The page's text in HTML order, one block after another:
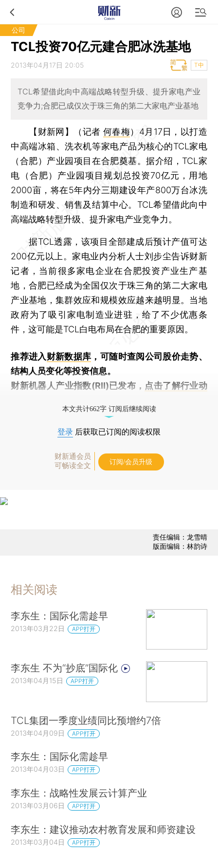
公司
TCL投资70亿元建合肥冰洗基地
2013年04月17日 20:05 T中
TCL希望借此向中高端战略转型升级、提升家电产业
竞争力;合肥已成仅次于珠三角的第二大家电产业基地
【财新网】（记者何春梅） 4月17日，以打造
中高端冰箱、洗衣机等家电产品为核心的TCL家电
（合肥）产业园项目在合肥奠基。据介绍，TCL家
电（合肥）产业园项目规划总投资70亿元，用地
2000亩，将在5年内分三期建设年产800万台冰洗
制造和研发、销售及结算中心。TCL希望借此向中
高端战略转型升级、提升家电产业竞争力。
据TCL透露，该项目全部建成后预计产值可达
200亿元以上。家电业内分析人士刘步尘告诉财新
记者，当前很多家电企业在合肥投资产业生产基
地，合肥已经成为全国仅次于珠三角的第二大家电
产业基地，集群效应和规模效应越来越明显。当地
政府为了吸引家电制造业进驻，给了不少优惠条
件，这可能是TCL白电布局在合肥的重要原因。
推荐进入财新数据库 ，可随时查阅公司股价走势、
结构人员变化等投资信息。
财新机器人产业指数(RII)已发布， 点击了解行业动
本文共计662字 订阅后继续阅读
登录 后获取已订阅的阅读权限
财新通会员
可畅读全文
订阅/会员升级
责任编辑：龙雪晴
版面编辑：林韵诗
相关阅读
李东生：国际化需趁早
2013年03月22日 APP打开
李东生 不为“抄底”国际化
2013年04月15日 APP打开
TCL集团一季度业绩同比预增约7倍
2013年04月09日 APP打开
李东生：国际化需趁早
2013年04月03日 APP打开
李东生：战略性发展云计算产业
2013年03月06日 APP打开
李东生：建议推动农村教育发展和师资建设
2013年03月04日 APP打开